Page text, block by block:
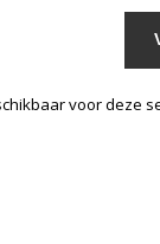
voor deze